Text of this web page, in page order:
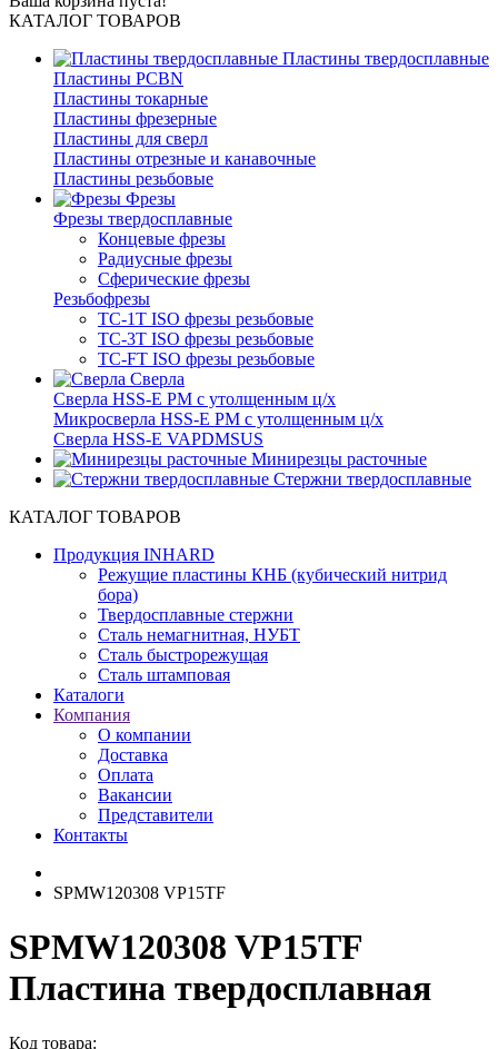
КАТАЛОГ ТОВАРОВ
Пластины твердосплавные
Пластины PCBN
Пластины токарные
Пластины фрезерные
Пластины для сверл
Пластины отрезные и канавочные
Пластины резьбовые
Фрезы
Фрезы твердосплавные
Концевые фрезы
Радиусные фрезы
Сферические фрезы
Резьбофрезы
TC-1T ISO фрезы резьбовые
TC-3T ISO фрезы резьбовые
TC-FT ISO фрезы резьбовые
Сверла
Cверла HSS-E PM c утолщенным ц/х
Микросверла HSS-E PM c утолщенным ц/х
Сверла HSS-E VAPDMSUS
Минирезцы расточные
Cтержни твердосплавные
КАТАЛОГ ТОВАРОВ
Продукция INHARD
Режущие пластины КНБ (кубический нитрид
бора)
Твердосплавные стержни
Сталь немагнитная, НУБТ
Сталь быстрорежущая
Сталь штамповая
Каталоги
Компания
О компании
Доставка
Оплата
Вакансии
Представители
Контакты
SPMW120308 VP15TF
SPMW120308 VP15TF
Пластина твердосплавная
Код товара: